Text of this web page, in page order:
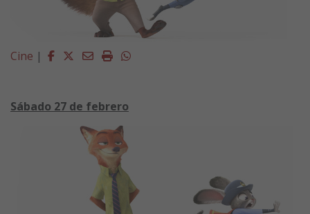
Cine | Facebook
Twitter
EmailImprimirWhatsapp
Sábado 27 de febrero